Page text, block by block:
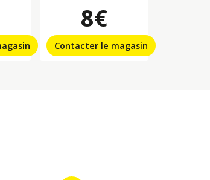
8€
Contacter le magasin